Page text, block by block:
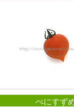
べにすず